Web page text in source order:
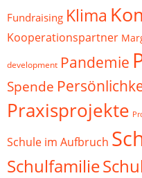
Fundraising Klima
Kooperationspartner
development Pandemie
Spende
Praxisprojekte
Schule im Aufbruch
Schulfamilie